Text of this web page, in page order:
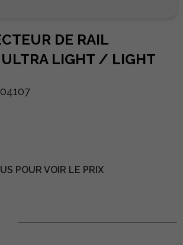
DE RAIL
LIGHT / LIGHT
POUR VOIR LE PRIX